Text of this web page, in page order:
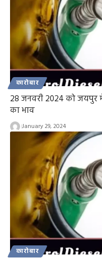
कारोबार
28 जनवरी 2024 को
का भाव
January 29, 2024
कारोबार